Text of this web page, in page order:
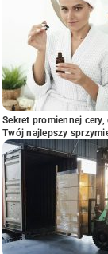
Sekret promiennej
Twój najlepszy